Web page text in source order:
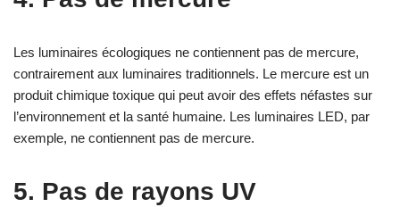
Les luminaires écologiques ne contiennent pas de mercure,
contrairement aux luminaires traditionnels. Le mercure est un
produit chimique toxique qui peut avoir des effets néfastes sur
l’environnement et la santé humaine. Les luminaires LED, par
exemple, ne contiennent pas de mercure.
5. Pas de rayons UV